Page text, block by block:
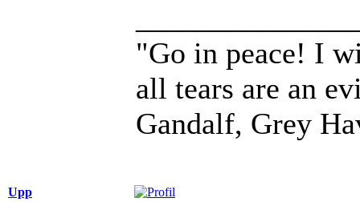
"Go in peace! I
all tears are an
Gandalf, Grey
Upp